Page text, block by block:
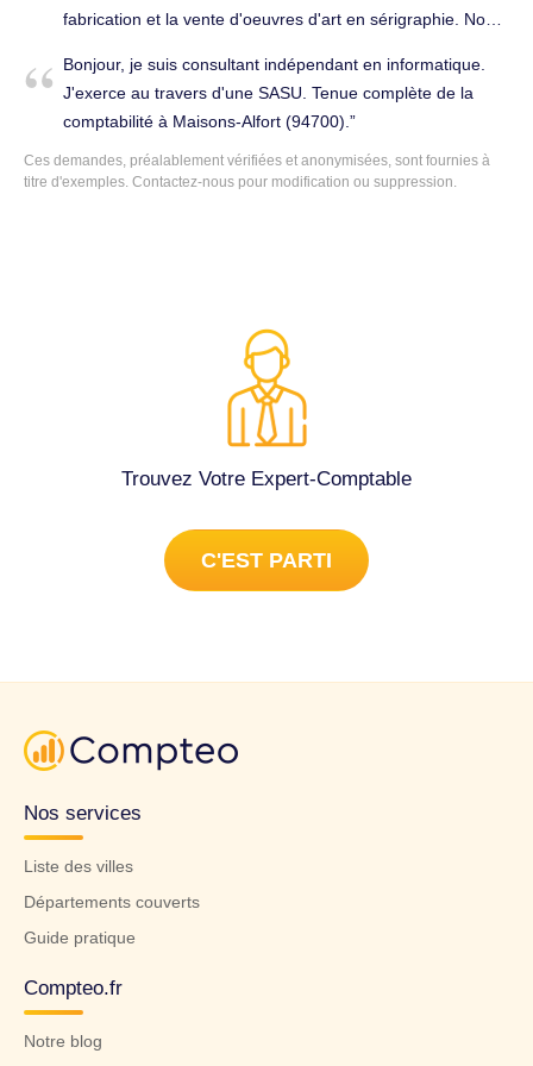
fabrication et la vente d'oeuvres d'art en sérigraphie. Nous
(Compte de résultat / Bilan / Télédéclaration aux services
fiscaux) Nous fournissons : journal comptable 2019,
récapitulatif de TVA avec copies des déclarations, plus
revenus versés au gérant. Volume du journal comptable :
10 lignes de facturation, 40 lignes achat. Merci pour votre
Bonjour, je suis consultant indépendant en informatique.
J'exerce au travers d'une SASU. Tenue complète de la
comptabilité à Maisons-Alfort (94700).
Ces demandes, préalablement vérifiées et anonymisées, sont fournies à
titre d'exemples. Contactez-nous pour modification ou suppression.
Trouvez Votre Expert-Comptable
C'EST PARTI
Nos services
Liste des villes
Départements couverts
Guide pratique
Compteo.fr
Notre blog